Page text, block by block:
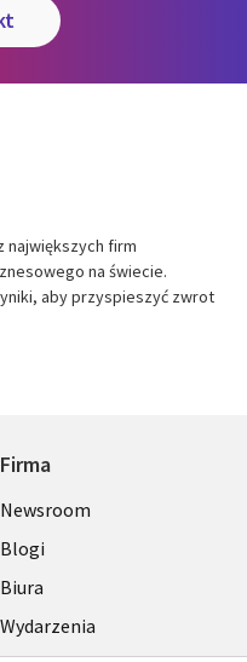
największych firm
na świecie.
aby przyspieszyć zwrot
Firma
Useful
links
SECTIONS
POLSKA
Newsroom
Blogi
Biura
Wydarzenia